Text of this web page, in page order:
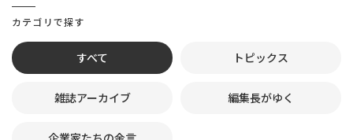
カテゴリで探す
すべて トピックス
雑誌アーカイブ 編集長がゆく